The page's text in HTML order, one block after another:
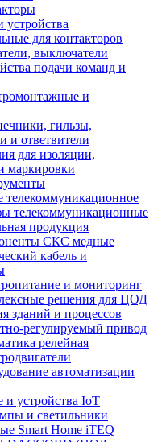
устройства
для контакторов
выключатели
подачи команд и
и
гильзы,
и ответвители
для изоляции,
маркировки
телекоммуникационное
телекоммуникационные
продукция
СКС медные
кабель и
и мониторинг
решения для ЦОД
зданий и процессов
регулируемый привод
релейная
автоматизации
и устройства IoT
и светильники
Smart Home iTEQ